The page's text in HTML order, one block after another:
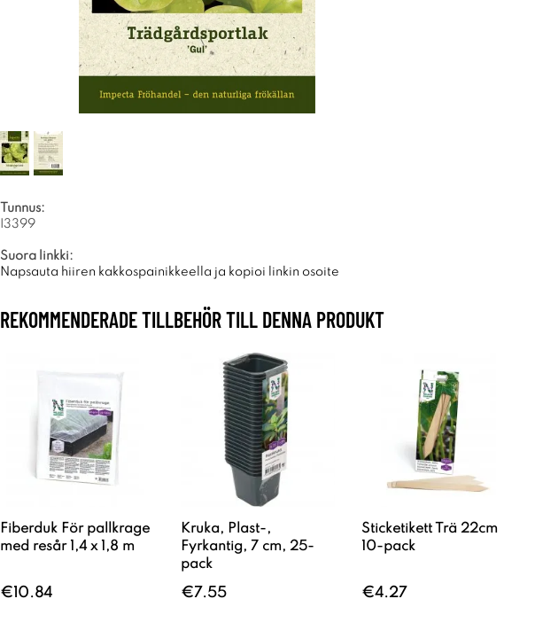
Tunnus:
I3399
Suora linkki:
Napsauta hiiren kakkospainikkeella ja kopioi linkin osoite
REKOMMENDERADE TILLBEHÖR TILL DENNA PRODUKT
Fiberduk För pallkrage
med resår 1,4 x 1,8 m
€10.84
Kruka, Plast-,
Fyrkantig, 7 cm, 25-
pack
€7.55
Sticketikett Trä 22cm
10-pack
€4.27